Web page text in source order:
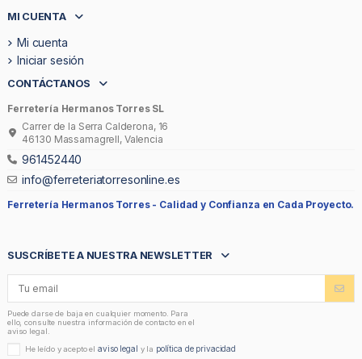
MI CUENTA
Mi cuenta
Iniciar sesión
CONTÁCTANOS
Ferretería Hermanos Torres SL
Carrer de la Serra Calderona, 16
46130 Massamagrell, Valencia
961452440
info@ferreteriatorresonline.es
Ferretería Hermanos Torres - Calidad y Confianza en Cada Proyecto.
SUSCRÍBETE A NUESTRA NEWSLETTER
Puede darse de baja en cualquier momento. Para
ello, consulte nuestra información de contacto en el
aviso legal.
He leído y acepto elaviso legal y la política de privacidad